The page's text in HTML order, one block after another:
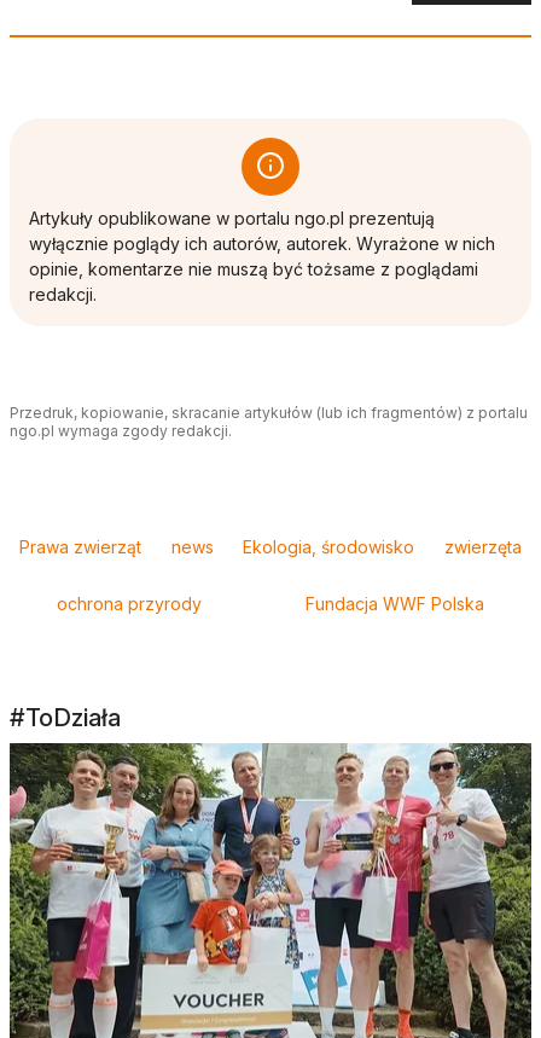
Artykuły opublikowane w portalu ngo.pl prezentują
wyłącznie poglądy ich autorów, autorek. Wyrażone w nich
opinie, komentarze nie muszą być tożsame z poglądami
redakcji.
Przedruk, kopiowanie, skracanie artykułów (lub ich fragmentów) z portalu
ngo.pl wymaga zgody redakcji.
Prawa zwierząt news Ekologia, środowisko zwierzęta
ochrona przyrody Fundacja WWF Polska
#ToDziała